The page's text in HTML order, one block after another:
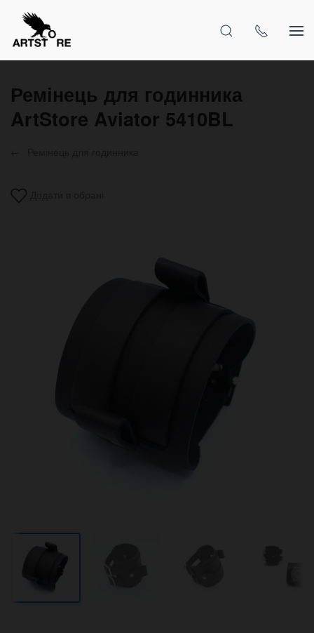
Ремінець для годинника
ArtStore Aviator 5410BL